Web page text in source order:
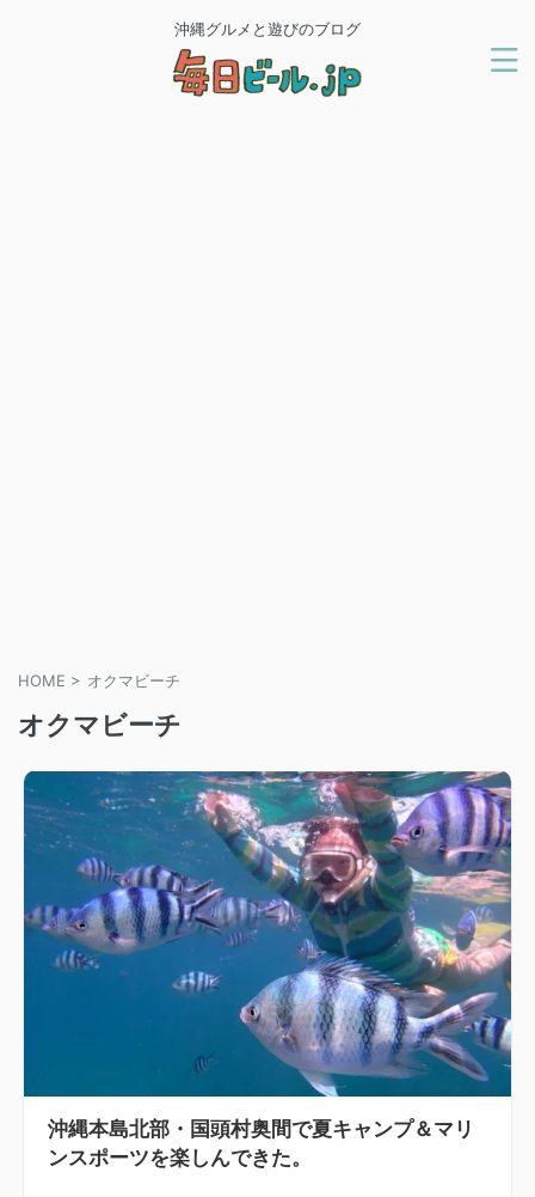
沖縄グルメと遊びのブログ
HOME > オクマビーチ
オクマビーチ
沖縄本島北部・国頭村奥間で夏キャンプ＆マリ
ンスポーツを楽しんできた。